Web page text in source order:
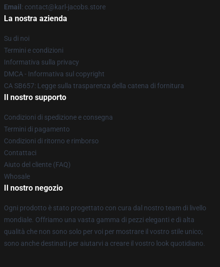
Email : contact@karl-jacobs.store
La nostra azienda
Su di noi
Termini e condizioni
Informativa sulla privacy
DMCA - Informativa sul copyright
CA SB657: Legge sulla trasparenza della catena di fornitura
Il nostro supporto
Condizioni di spedizione e consegna
Termini di pagamento
Condizioni di ritorno e rimborso
Contattaci
Aiuto del cliente (FAQ)
Whosale
Il nostro negozio
Ogni prodotto è stato progettato con cura dal nostro team di livello
mondiale. Offriamo una vasta gamma di pezzi eleganti e di alta
qualità che non sono solo per voi per mostrare il vostro stile unico;
sono anche destinati per aiutarvi a creare il vostro look quotidiano.